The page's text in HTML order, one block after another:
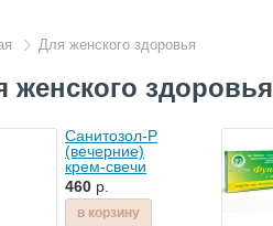
Для женского здоровья
женского здоровья
Санитозол-Р
(вечерние)
крем-свечи
ректальные
при
геморрое,
460 р.
в корзину